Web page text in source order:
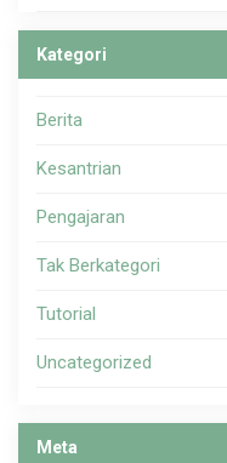
Kategori
Berita
Kesantrian
Pengajaran
Tak Berkategori
Tutorial
Uncategorized
Meta